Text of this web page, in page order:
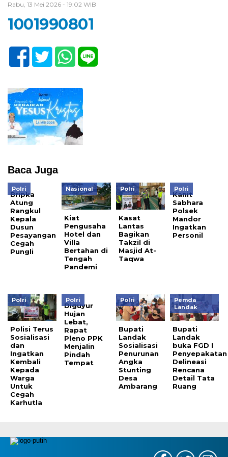
Rabu, 13 Mei 2026 - 19:02 WIB
1001990801
Baca Juga
Polri
Bripka
Atung
Rangkul
Kepala
Dusun
Pesayangan
Cegah
Pungli
Nasional
Kiat
Pengusaha
Hotel dan
Villa
Bertahan di
Tengah
Pandemi
Polri
Kasat
Lantas
Bagikan
Takzil di
Masjid At-
Taqwa
Polri
Kanit
Sabhara
Polsek
Mandor
Ingatkan
Personil
Polri
Polisi Terus
Sosialisasi
dan
Ingatkan
Kembali
Kepada
Warga
Untuk
Cegah
Karhutla
Polri
Diguyur
Hujan
Lebat,
Rapat
Pleno PPK
Menjalin
Pindah
Tempat
Polri
Bupati
Landak
Sosialisasi
Penurunan
Angka
Stunting
Desa
Ambarang
Pemda
Landak
Bupati
Landak
buka FGD I
Penyepakatan
Delineasi
Rencana
Detail Tata
Ruang